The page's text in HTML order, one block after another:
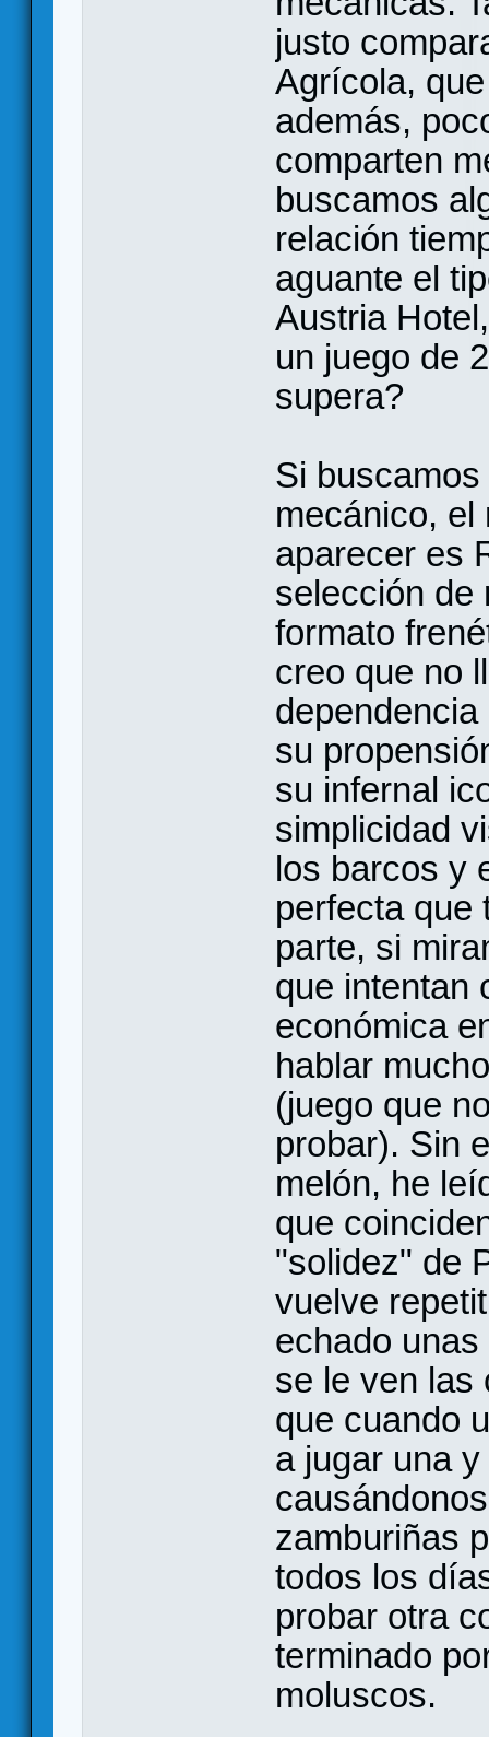
justo
Agrícola,
además,
comparten
buscamos
relación
aguante el
Austria
un juego de
supera?
Si
mecánico, el
aparecer es
selección de
formato
creo que no
su
su infernal
simplicidad
los barcos y
perfecta que
parte, si
que intentan
económica
hablar
(juego que
probar). Sin
melón, he
que
"solidez" de
vuelve
echado
se le ven las
que cuando
a jugar una
zamburiñas
todos los
probar otra
terminado
moluscos.